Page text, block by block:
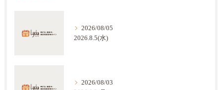
2026/08/05
2026.8.5(水)
2026/08/03